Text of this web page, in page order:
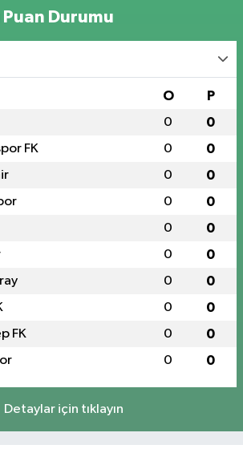
Durumu
O P
0 0
FK 0 0
0 0
0 0
0 0
0 0
0 0
0 0
FK 0 0
0 0
Detaylar için tıklayın